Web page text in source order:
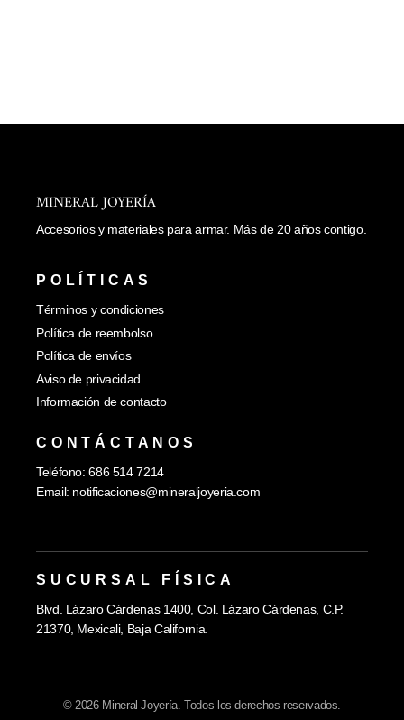
MINERAL JOYERÍA
Accesorios y materiales para armar. Más de 20 años contigo.
POLÍTICAS
Términos y condiciones
Política de reembolso
Política de envíos
Aviso de privacidad
Información de contacto
CONTÁCTANOS
Teléfono: 686 514 7214
Email: notificaciones@mineraljoyeria.com
SUCURSAL FÍSICA
Blvd. Lázaro Cárdenas 1400, Col. Lázaro Cárdenas, C.P.
21370, Mexicali, Baja California.
© 2026 Mineral Joyería. Todos los derechos reservados.